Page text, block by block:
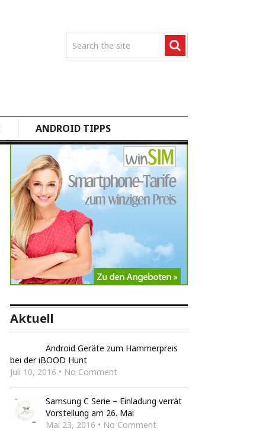
ANDROID TIPPS
Aktuell
Android Geräte zum Hammerpreis
bei der iBOOD Hunt
Juli 10, 2016 • No Comment
Samsung C Serie – Einladung verrät
Vorstellung am 26. Mai
Mai 23, 2016 • No Comment